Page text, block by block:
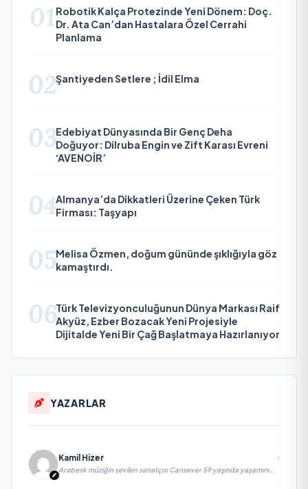
01 Robotik Kalça Protezinde Yeni Dönem: Doç.
Dr. Ata Can’dan Hastalara Özel Cerrahi
Planlama
02Şantiyeden Setlere ; İdil Elma
03Edebiyat Dünyasında Bir Genç Deha
Doğuyor: Dilruba Engin ve Zift Karası Evreni
‘AVENOİR’
04Almanya’da Dikkatleri Üzerine Çeken Türk
Firması: Taşyapı
05Melisa Özmen, doğum gününde şıklığıyla göz
kamaştırdı.
06Türk Televizyonculuğunun Dünya Markası Raif
Akyüz, Ezber Bozacak Yeni Projesiyle
Dijitalde Yeni Bir Çağ Başlatmaya Hazırlanıyor
YAZARLAR
Kamil Hizer
Arabesk müziğin sevilen sanatçısı Cansever 59 yaşında yaşamını